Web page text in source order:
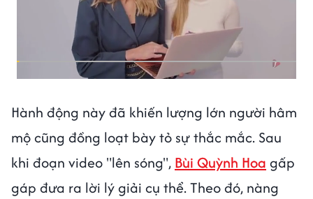
Hành động này đã khiến lượng lớn người hâm
mộ cũng đồng loạt bày tỏ sự thắc mắc. Sau
khi đoạn video "lên sóng", Bùi Quỳnh Hoa gấp
gáp đưa ra lời lý giải cụ thể. Theo đó, nàng